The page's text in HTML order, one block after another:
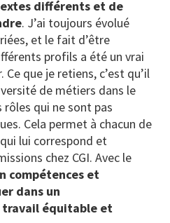
différents et de
. J’ai toujours évolué
et le fait d’être
profils a été un vrai
que je retiens, c’est qu’il
de métiers dans le
rôles qui ne sont pas
Cela permet à chacun de
lui correspond et
chez CGI. Avec le
compétences et
dans un
travail équitable et